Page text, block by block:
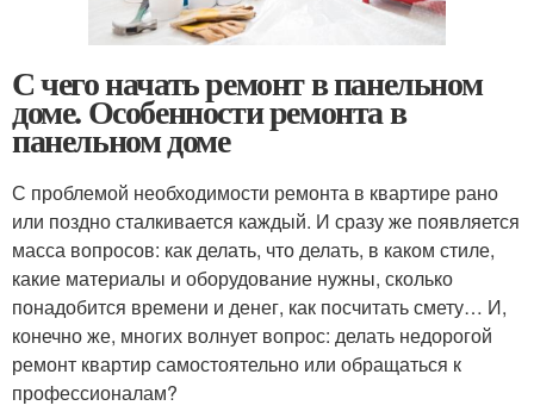
С чего начать ремонт в панельном
доме. Особенности ремонта в
панельном доме
С проблемой необходимости ремонта в квартире рано
или поздно сталкивается каждый. И сразу же появляется
масса вопросов: как делать, что делать, в каком стиле,
какие материалы и оборудование нужны, сколько
понадобится времени и денег, как посчитать смету… И,
конечно же, многих волнует вопрос: делать недорогой
ремонт квартир самостоятельно или обращаться к
профессионалам?